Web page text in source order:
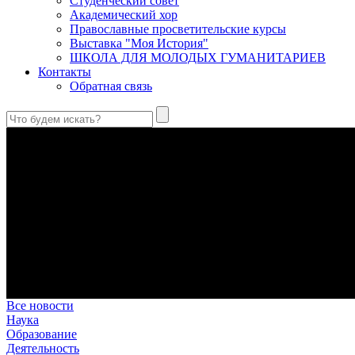
Академический хор
Православные просветительские курсы
Выставка "Моя История"
ШКОЛА ДЛЯ МОЛОДЫХ ГУМАНИТАРИЕВ
Контакты
Обратная связь
Все новости
Наука
Образование
Деятельность